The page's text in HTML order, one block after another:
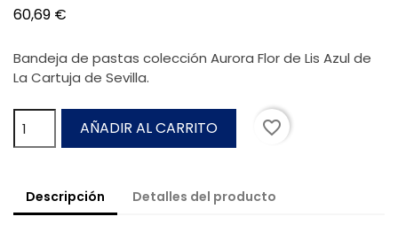
60,69 €
Bandeja de pastas colección Aurora Flor de Lis Azul de
La Cartuja de Sevilla.
AÑADIR AL CARRITO favorite_border
Descripción Detalles del producto